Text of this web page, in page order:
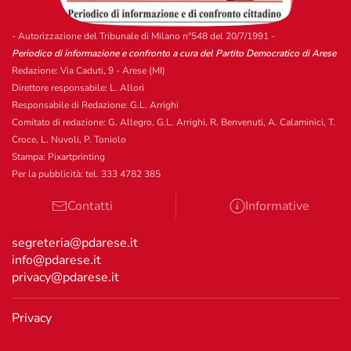
- Autorizzazione del Tribunale di Milano n°548 del 20/7/1991 -
Periodico di informazione e confronto a cura del Partito Democratico di Arese
Redazione: Via Caduti, 9 - Arese (MI)
Direttore responsabile: L. Allori
Responsabile di Redazione: G.L. Arrighi
Comitato di redazione: G. Allegro, G.L. Arrighi, R. Benvenuti, A. Calaminici, T.
Croce, L. Nuvoli, P. Toniolo
Stampa: Pixartprinting
Per la pubblicità: tel. 333 4782 385
Contatti Informative
segreteria@pdarese.it
info@pdarese.it
privacy@pdarese.it
Privacy